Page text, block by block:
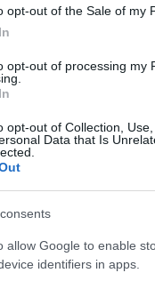
opt-out of the Sale of my
opt-out of processing my
opt-out of Collection,
Data that Is
allow Google to enable
identifiers in apps.
Οδό.
υπάρχουν
προς Ελευσίνα.
της Αθήνας
παράταση